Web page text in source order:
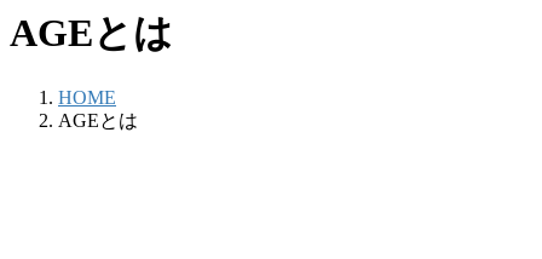
AGEとは
HOME
AGEとは